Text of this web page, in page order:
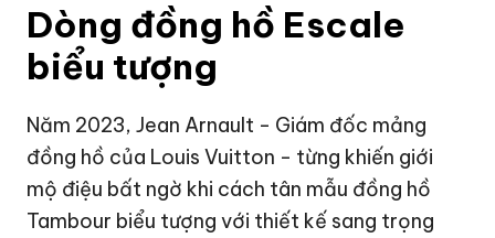
Dòng đồng hồ Escale
biểu tượng
Năm 2023, Jean Arnault - Giám đốc mảng
đồng hồ của Louis Vuitton - từng khiến giới
mộ điệu bất ngờ khi cách tân mẫu đồng hồ
Tambour biểu tượng với thiết kế sang trọng